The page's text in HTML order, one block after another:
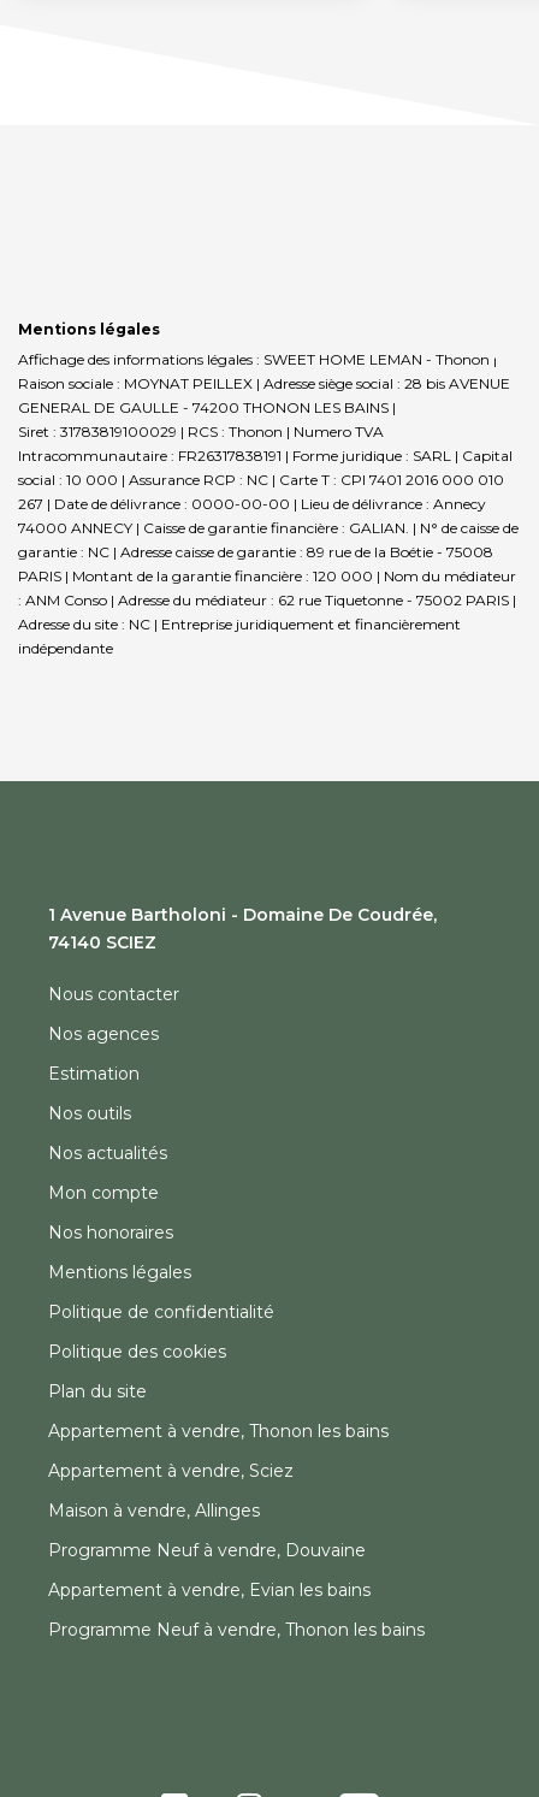
Mentions légales
Affichage des informations légales : SWEET HOME LEMAN - Thonon |
Raison sociale : MOYNAT PEILLEX | Adresse siège social : 28 bis AVENUE
GENERAL DE GAULLE - 74200 THONON LES BAINS |
Siret : 31783819100029 | RCS : Thonon | Numero TVA
Intracommunautaire : FR26317838191 | Forme juridique : SARL | Capital
social : 10 000 | Assurance RCP : NC | Carte T : CPI 7401 2016 000 010
267 | Date de délivrance : 0000-00-00 | Lieu de délivrance : Annecy
74000 ANNECY | Caisse de garantie financière : GALIAN. | N° de caisse de
garantie : NC | Adresse caisse de garantie : 89 rue de la Boétie - 75008
PARIS | Montant de la garantie financière : 120 000 | Nom du médiateur
: ANM Conso | Adresse du médiateur : 62 rue Tiquetonne - 75002 PARIS |
Adresse du site : NC | Entreprise juridiquement et financièrement
indépendante
1 Avenue Bartholoni - Domaine De Coudrée,
74140 SCIEZ
Nous contacter
Nos agences
Estimation
Nos outils
Nos actualités
Mon compte
Nos honoraires
Mentions légales
Politique de confidentialité
Politique des cookies
Plan du site
Appartement à vendre, Thonon les bains
Appartement à vendre, Sciez
Maison à vendre, Allinges
Programme Neuf à vendre, Douvaine
Appartement à vendre, Evian les bains
Programme Neuf à vendre, Thonon les bains